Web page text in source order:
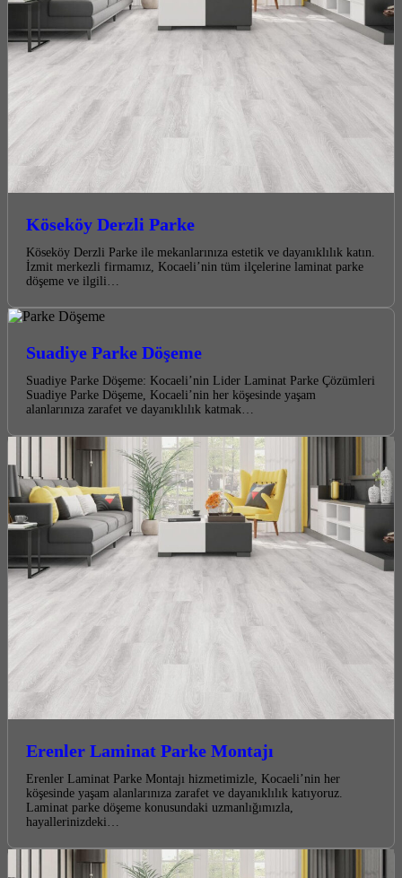
Köseköy Derzli Parke
Köseköy Derzli Parke ile mekanlarınıza estetik ve dayanıklılık katın.
İzmit merkezli firmamız, Kocaeli’nin tüm ilçelerine laminat parke
döşeme ve ilgili…
Suadiye Parke Döşeme
Suadiye Parke Döşeme: Kocaeli’nin Lider Laminat Parke Çözümleri
Suadiye Parke Döşeme, Kocaeli’nin her köşesinde yaşam
alanlarınıza zarafet ve dayanıklılık katmak…
Erenler Laminat Parke Montajı
Erenler Laminat Parke Montajı hizmetimizle, Kocaeli’nin her
köşesinde yaşam alanlarınıza zarafet ve dayanıklılık katıyoruz.
Laminat parke döşeme konusundaki uzmanlığımızla,
hayallerinizdeki…